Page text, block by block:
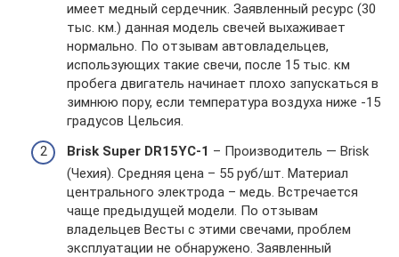
имеет медный сердечник. Заявленный ресурс (30
тыс. км.) данная модель свечей выхаживает
нормально. По отзывам автовладельцев,
использующих такие свечи, после 15 тыс. км
пробега двигатель начинает плохо запускаться в
зимнюю пору, если температура воздуха ниже -15
градусов Цельсия.
Brisk Super DR15YC-1 – Производитель — Brisk
(Чехия). Средняя цена – 55 руб/шт. Материал
центрального электрода – медь. Встречается
чаще предыдущей модели. По отзывам
владельцев Весты с этими свечами, проблем
эксплуатации не обнаружено. Заявленный